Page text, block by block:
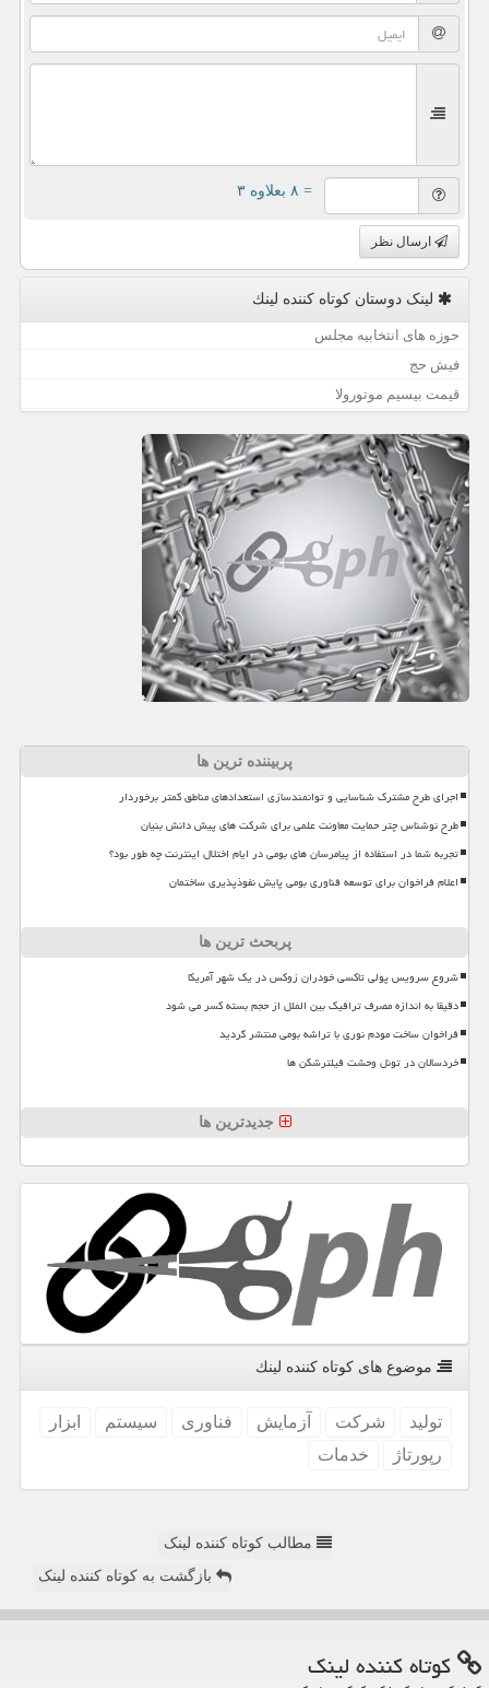
= ۸ بعلاوه ۳
ارسال نظر
لینک دوستان كوتاه كننده لینك
حوزه های انتخابیه مجلس
فیش حج
قیمت بیسیم موتورولا
پربیننده ترین ها
اجرای طرح مشترک شناسایی و توانمندسازی استعدادهای مناطق کمتر برخوردار
طرح نوشناس چتر حمایت معاونت علمی برای شرکت های پیش دانش بنیان
تجربه شما در استفاده از پیامرسان های بومی در ایام اختلال اینترنت چه طور بود؟
اعلام فراخوان برای توسعه فناوری بومی پایش نفوذپذیری ساختمان
پربحث ترین ها
شروع سرویس پولی تاکسی خودران زوکس در یک شهر آمریکا
دقیقا به اندازه مصرف ترافیک بین الملل از حجم بسته کسر می شود
فراخوان ساخت مودم نوری با تراشه بومی منتشر گردید
خردسالان در تونل وحشت فیلترشکن ها
جدیدترین ها
موضوع های كوتاه كننده لینك
تولید شركت آزمایش فناوری سیستم
ابزار
رپورتاژ
خدمات
مطالب کوتاه کننده لینک
بازگشت به کوتاه کننده لینک
كوتاه كننده لینك